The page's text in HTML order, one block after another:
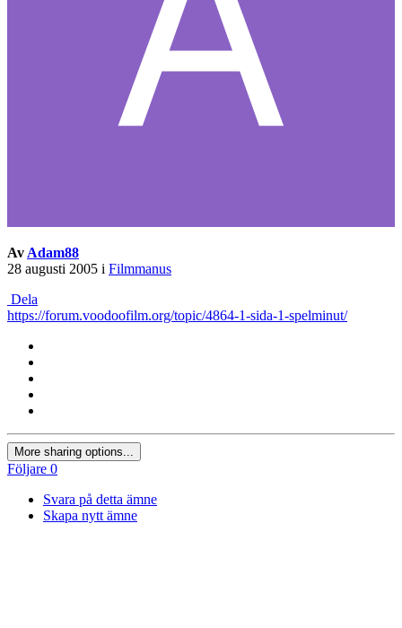
AvAdam88
28 augusti 2005 i Filmmanus
Dela
https://forum.voodoofilm.org/topic/4864-1-sida-1-spelminut/
More sharing options...
Följare 0
Svara på detta ämne
Skapa nytt ämne